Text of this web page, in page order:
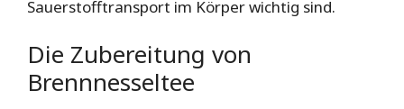
Sauerstofftransport im Körper wichtig sind.
Die Zubereitung von
Brennnesseltee